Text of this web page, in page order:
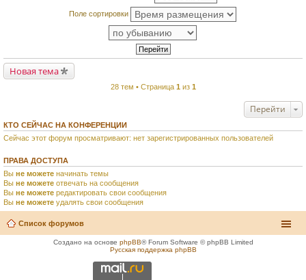
Поле сортировки
Новая тема
28 тем • Страница 1 из 1
Перейти
КТО СЕЙЧАС НА КОНФЕРЕНЦИИ
Сейчас этот форум просматривают: нет зарегистрированных пользователей
ПРАВА ДОСТУПА
Вы не можете начинать темы
Вы не можете отвечать на сообщения
Вы не можете редактировать свои сообщения
Вы не можете удалять свои сообщения
Список форумов
Создано на основе phpBB® Forum Software © phpBB Limited
Русская поддержка phpBB